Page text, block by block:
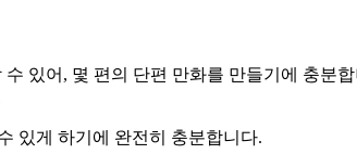
있어, 몇 편의 단편 만화를 만들기에 충분
있게 하기에 완전히 충분합니다.